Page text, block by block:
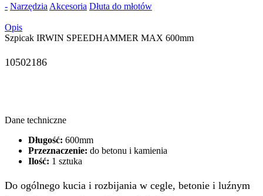
- Narzędzia Akcesoria Dłuta do młotów
Opis
Szpicak IRWIN SPEEDHAMMER MAX 600mm
10502186
Dane techniczne
Długość: 600mm
Przeznaczenie: do betonu i kamienia
Ilość: 1 sztuka
Do ogólnego kucia i rozbijania w cegle, betonie i luźnym